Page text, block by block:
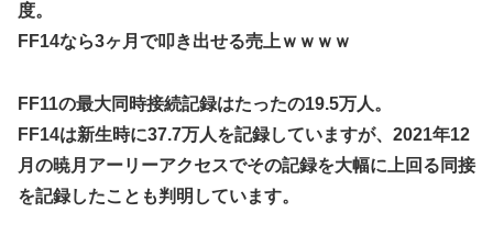
度。
FF14なら3ヶ月で叩き出せる売上ｗｗｗｗ
FF11の最大同時接続記録はたったの19.5万人。
FF14は新生時に37.7万人を記録していますが、2021年12
月の暁月アーリーアクセスでその記録を大幅に上回る同接
を記録したことも判明しています。